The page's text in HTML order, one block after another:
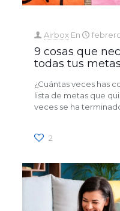
Airbox En
9 cosas que
todas tus
¿Cuántas veces has
lista de metas que
veces se ha
2